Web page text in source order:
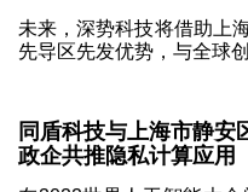
未来，深势科技将借助上
先导区先发优势，与全球
同盾科技与上海市静安
政企共推隐私计算应用